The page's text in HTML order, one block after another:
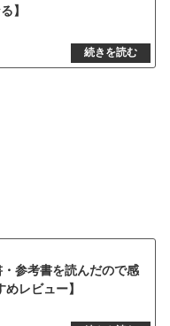
】
参考書を読んだので感
レビュー】